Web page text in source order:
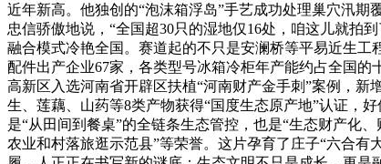
近年新高。他独创的“泡沫箱浮岛”手艺成功处理巢穴汛
忠信骄傲地说，“全国超30只的湿地仅16处，咱这儿就拍
融合模式冷艳全国。赛道起的不只是安澜桥等平易近生
配件出产企业67家，各类型号冰箱冷柜年产能约占全国的
高新区入选河南省开辟区扶植“河南财产金手刺”案例，
生、莲藕、山药等8类产物获得“国度生态原产地”认证，
是“从田间到餐桌”的全链条生态管控，也是“生态财产化
农业和村落旅逛示范县”等荣誉。这片孕育了庄子“六合